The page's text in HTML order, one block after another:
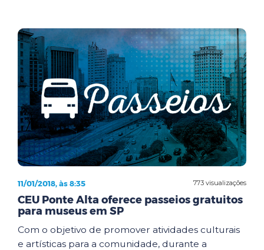
773 visualizações
11/01/2018, às 8:35
CEU Ponte Alta oferece passeios gratuitos
para museus em SP
Com o objetivo de promover atividades culturais
e artísticas para a comunidade, durante a